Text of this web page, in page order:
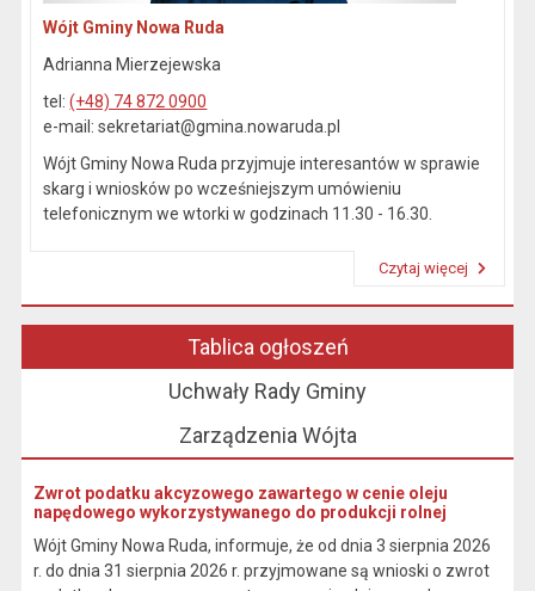
Wójt Gminy Nowa Ruda
Adrianna Mierzejewska
tel:(+48) 74 872 0900
e-mail: sekretariat@gmina.nowaruda.pl
Wójt Gminy Nowa Ruda przyjmuje interesantów w sprawie
skarg i wniosków po wcześniejszym umówieniu
telefonicznym we wtorki w godzinach 11.30 - 16.30.
Czytaj więcej
Tablica ogłoszeń
Uchwały Rady Gminy
Zarządzenia Wójta
Zwrot podatku akcyzowego zawartego w cenie oleju
napędowego wykorzystywanego do produkcji rolnej
Wójt Gminy Nowa Ruda, informuje, że od dnia 3 sierpnia 2026
r. do dnia 31 sierpnia 2026 r. przyjmowane są wnioski o zwrot